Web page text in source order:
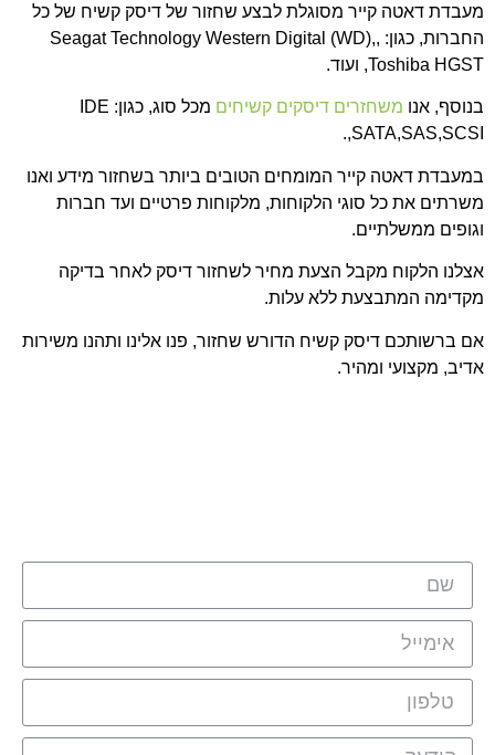
מעבדת דאטה קייר מסוגלת לבצע שחזור של דיסק קשיח של כל
החברות, כגון: ,Seagat Technology Western Digital (WD),
,Toshiba HGST ועוד.
בנוסף, אנו משחזרים דיסקים קשיחים
מכל סוג, כגון: IDE
,SATA,SAS,SCSI.
במעבדת דאטה קייר המומחים הטובים ביותר בשחזור מידע ואנו
משרתים את כל סוגי הלקוחות, מלקוחות פרטיים ועד חברות
וגופים ממשלתיים.
אצלנו הלקוח מקבל הצעת מחיר לשחזור דיסק לאחר בדיקה
מקדימה המתבצעת ללא עלות.
אם ברשותכם דיסק קשיח הדורש שחזור, פנו אלינו ותהנו משירות
אדיב, מקצועי ומהיר.